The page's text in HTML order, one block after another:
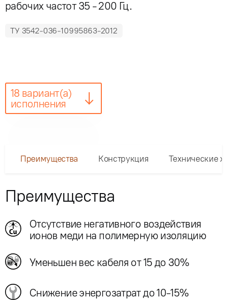
рабочих частот 35 - 200 Гц.
ТУ 3542-036-10995863-2012
18 вариант(а)
исполнения
Преимущества Конструкция Технические
Преимущества
Отсутствие негативного воздействия
ионов меди на полимерную изоляцию
Уменьшен вес кабеля от 15 до 30%
Снижение энергозатрат до 10-15%